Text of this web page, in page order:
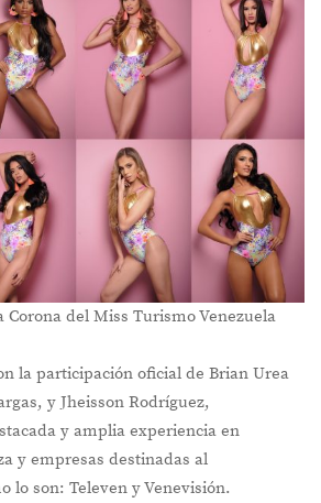
Corona del Miss Turismo Venezuela
la participación oficial de Brian Urea
y Jheisson Rodríguez,
y amplia experiencia en
y empresas destinadas al
lo son: Televen y Venevisión.